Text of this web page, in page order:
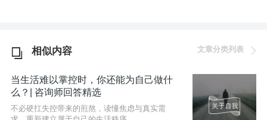
相似内容 文章分类列表
当生活难以掌控时，你还能为自己做什
么？| 咨询师回答精选
不必硬扛失控带来的煎熬，读懂焦虑与真实需